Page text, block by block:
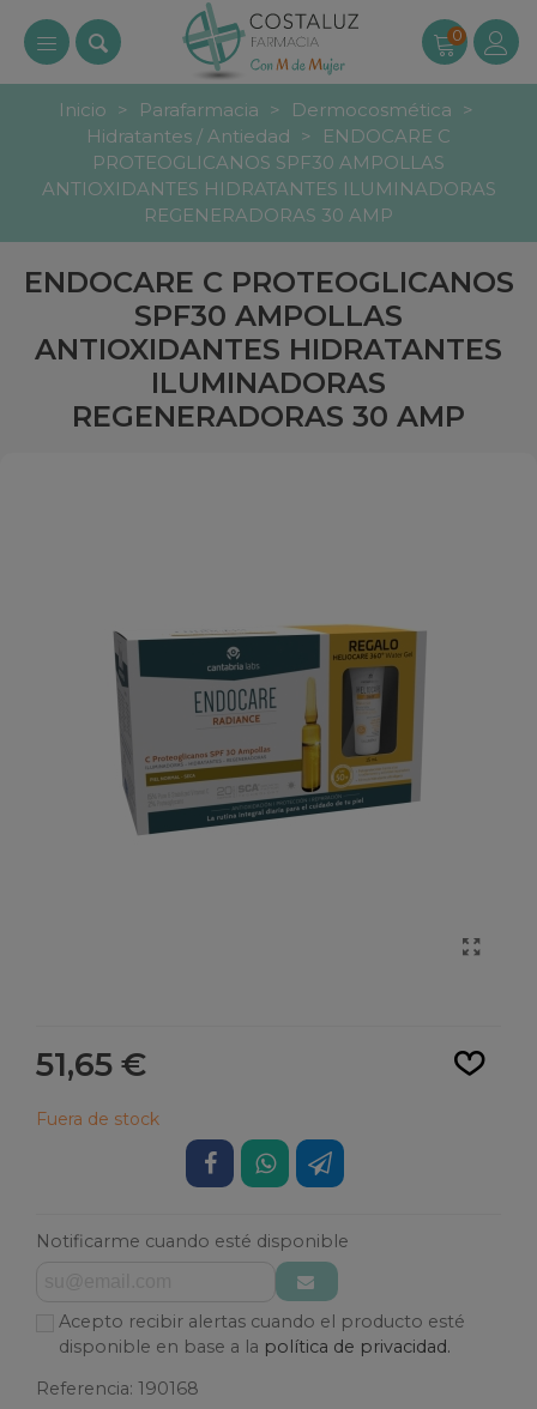
0
Inicio > Parafarmacia > Dermocosmética >
Hidratantes / Antiedad >
ENDOCARE C
PROTEOGLICANOS SPF30 AMPOLLAS
ANTIOXIDANTES HIDRATANTES ILUMINADORAS
REGENERADORAS 30 AMP
ENDOCARE C PROTEOGLICANOS
SPF30 AMPOLLAS
ANTIOXIDANTES HIDRATANTES
ILUMINADORAS
REGENERADORAS 30 AMP
51,65 €
Fuera de stock
Notificarme cuando esté disponible
Acepto recibir alertas cuando el producto esté
disponible en base a la política de privacidad.
Referencia: 190168